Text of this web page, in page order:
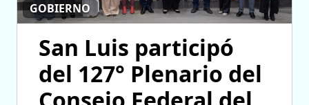
GOBIERNO
San Luis participó
del 127° Plenario del